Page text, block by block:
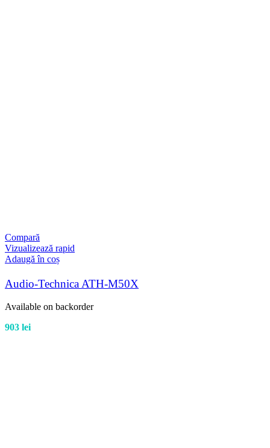
Compară
Vizualizează rapid
Adaugă în coș
Audio-Technica ATH-M50X
Available on backorder
903 lei